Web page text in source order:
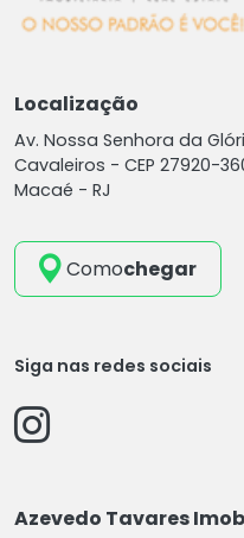
Localização
Av. Nossa Senhora da
Cavaleiros - CEP 27920-
Macaé - RJ
Comochegar
Siga nas redes sociais
Azevedo Tavares